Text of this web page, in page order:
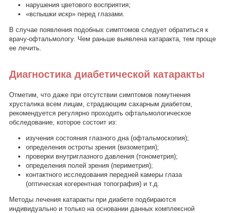
нарушения цветового восприятия;
«вспышки искр» перед глазами.
В случае появления подобных симптомов следует обратиться к
врачу-офтальмологу. Чем раньше выявлена катаракта, тем проще
ее лечить.
Диагностика диабетической катаракты
Отметим, что даже при отсутствии симптомов помутнения
хрусталика всем лицам, страдающим сахарным диабетом,
рекомендуется регулярно проходить офтальмологическое
обследование, которое состоит из:
изучения состояния глазного дна (офтальмоскопия);
определения остроты зрения (визометрия);
проверки внутриглазного давления (тонометрия);
определения полей зрения (периметрия);
контактного исследования передней камеры глаза
(оптическая когерентная топография) и т.д.
Методы лечения катаракты при диабете подбираются
индивидуально и только на основании данных комплексной